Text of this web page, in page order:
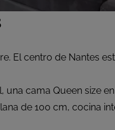
El centro de Nantes
cama Queen size
de 100 cm, cocina